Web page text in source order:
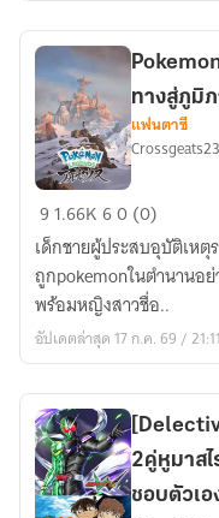
เชร็ค
Pokemon
Legends
Arceus
การ
เดิน
ทาง
ภูมิภาค
ฮิ
ซุย
ทางสู่ภูมิ
แฟนตาซี
9 1.66K60 (0)
เด็กชายผู้ประสบอุบัติเห
ถูกpokemonในตำนานอย่
พร้อมหญิงสาวชื่อ..
อัปเดตล่าสุด 17 ก.ค. 69 /
2คู่หูมาสไ
ชอบตัวเ